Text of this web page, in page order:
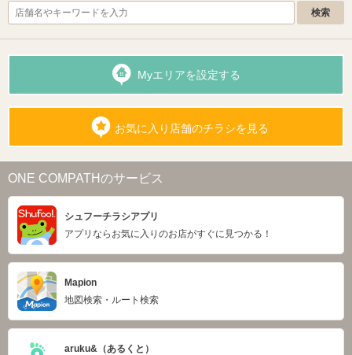
Myエリアを設定する
お気に入り店舗のチラシを見る
ONE COMPATHのサービス
シュフーチラシアプリ
アプリならお気に入りのお店がすぐに見つかる！
Mapion
地図検索・ルート検索
aruku&（あるくと）